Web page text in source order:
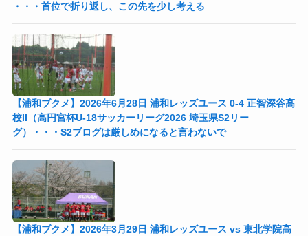
・・・首位で折り返し、この先を少し考える
【浦和ブクメ】2026年6月28日 浦和レッズユース 0-4 正智深谷高
校II（高円宮杯U-18サッカーリーグ2026 埼玉県S2リー
グ）・・・S2ブログは厳しめになると言わないで
【浦和ブクメ】2026年3月29日 浦和レッズユース vs 東北学院高